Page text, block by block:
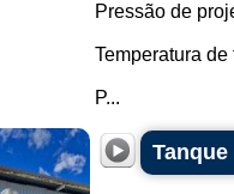
Pressão de
Temperatura de
P...